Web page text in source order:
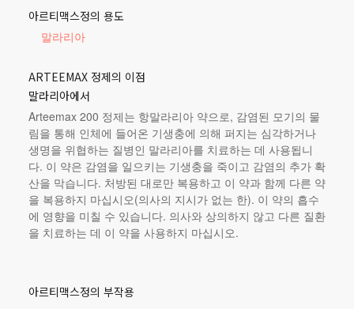
아르티맥스정의 용도
말라리아
ARTEEMAX 정제의 이점
말라리아에서
Arteemax 200 정제는 항말라리아 약으로, 감염된 모기의 물
림을 통해 인체에 들어온 기생충에 의해 퍼지는 심각하거나
생명을 위협하는 질병인 말라리아를 치료하는 데 사용됩니
다. 이 약은 감염을 일으키는 기생충을 죽이고 감염의 추가 확
산을 막습니다. 처방된 대로만 복용하고 이 약과 함께 다른 약
을 복용하지 마십시오(의사의 지시가 없는 한). 이 약의 흡수
에 영향을 미칠 수 있습니다. 의사와 상의하지 않고 다른 질환
을 치료하는 데 이 약을 사용하지 마십시오.
아르티맥스정의 부작용